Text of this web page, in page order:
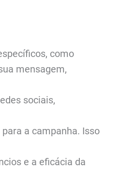
como
mensagem,
sociais,
a campanha. Isso
e a eficácia da